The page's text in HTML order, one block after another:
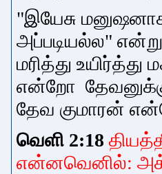
"இயேசு
அப்படியல்ல"
மரித்து
என்றோ
தேவ குமாரன்
வெளி 2:18
என்னவெனில்: